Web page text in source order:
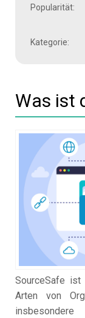
Popularität:
Kategorie:
Was ist
SourceSafe ist
Arten von